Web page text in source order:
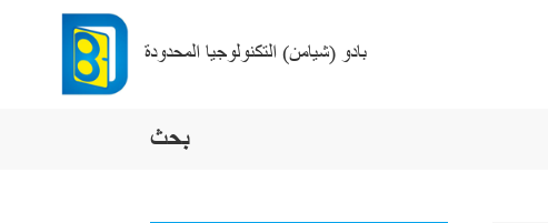
بادو (شيامن) التكنولوجيا المحدودة
بحث